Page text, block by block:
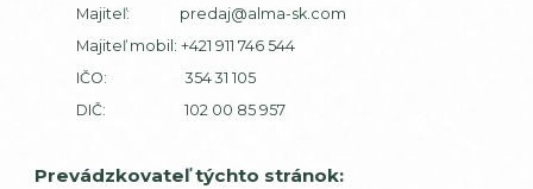
Majiteľ: predaj@alma-sk.com
Majiteľ mobil: +421 911 746 544
IČO: 354 31 105
DIČ: 102 00 85 957
Prevádzkovateľ týchto stránok: